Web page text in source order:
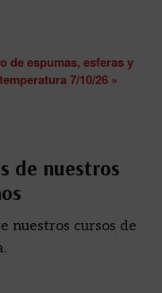
de espumas, esferas y
7/10/26 »
de nuestros
nuestros cursos de